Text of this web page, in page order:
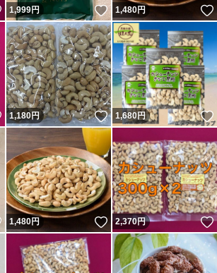
いいね！
1,999円 いいね！
1,480円
いいね！
1,180円 いいね！
1,680円
いいね！
1,480円 いいね！
2,370円